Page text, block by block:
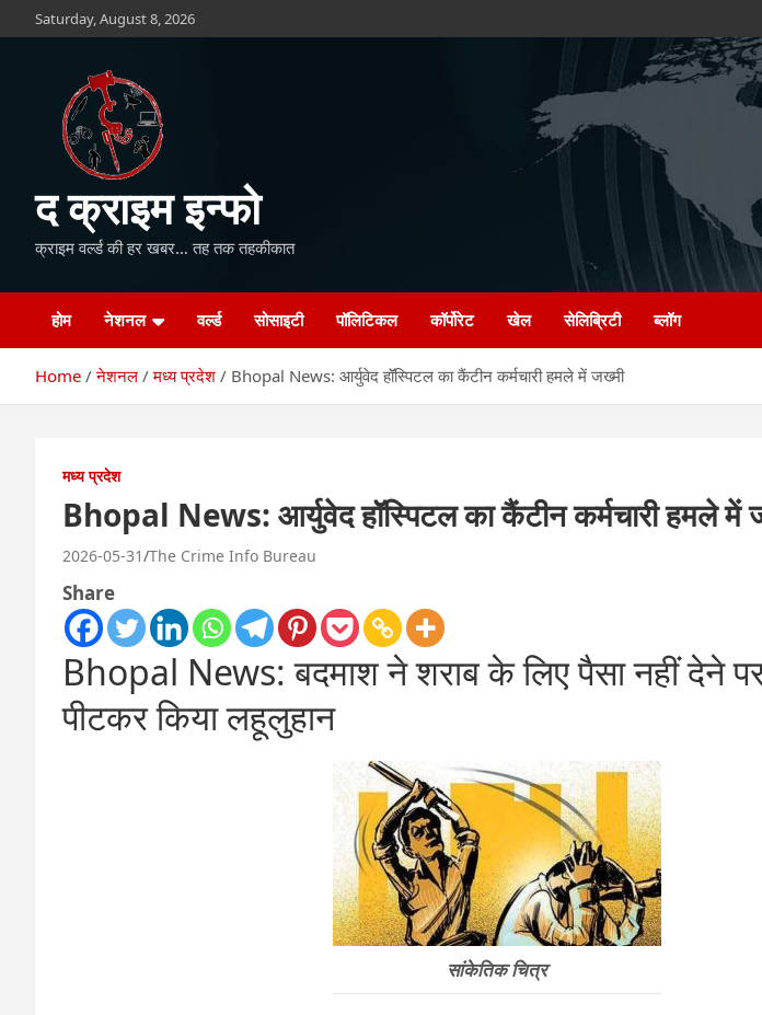
to
Saturday, August 8, 2026
द क्राइम इन्फो
क्राइम वर्ल्ड की हर खबर… तह तक तहकीकात
होम नेशनल वर्ल्ड सोसाइटी पॉलिटिकल कॉर्पोरेट खेल सेलिब्रिटी ब्लॉग
Home नेशनल मध्य प्रदेश Bhopal News: आर्युवेद हॉॅस्पिटल का कैंटीन कर्मचारी हमले में जख्मी
मध्य प्रदेश
Bhopal News: आर्युवेद हॉॅस्पिटल का कैंटीन कर्मचारी हमले में
2026-05-31 The Crime Info Bureau
Share
Bhopal News: बदमाश ने शराब के लिए पैसा नहीं देने
पीटकर किया लहूलुहान
सांकेतिक चित्र